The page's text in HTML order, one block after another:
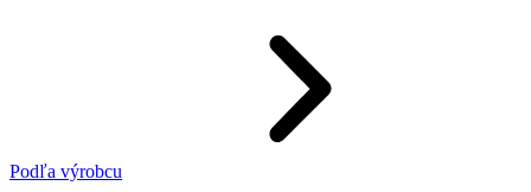
Podľa výrobcu